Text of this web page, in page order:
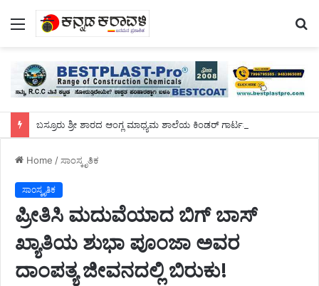
Menu
Home /ಸಾಂಸ್ಕೃತಿಕ
ಸಾಂಸ್ಕೃತಿಕ
ಪ್ರೀತಿಸಿ ಮದುವೆಯಾದ ಬಿಗ್ ಬಾಸ್
ಖ್ಯಾತಿಯ ಶುಭಾ ಪೂಂಜಾ ಅವರ
ದಾಂಪತ್ಯ ಜೀವನದಲ್ಲಿ ಬಿರುಕು!